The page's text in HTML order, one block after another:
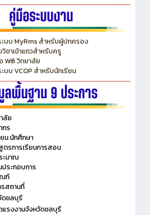
ะบบ MyRms สำหรับผู้ปกครอง
วิชาเข้าแถวสำหรับครู
Wifi วิทยาลัย
ะบบ VCOP สำหรับนักเรียน
ลัย
กร
น นักศึกษา
รการเรียนการสอน
ะมาณ
ระกอบการ
ฑ์
สถานที่
ดชลบุรี
รงงานจังหวัดชลบุรี